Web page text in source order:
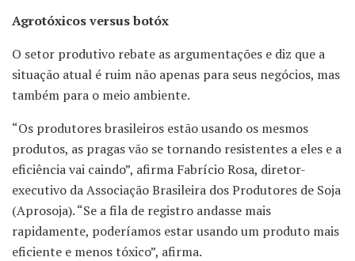
Agrotóxicos versus botóx
O setor produtivo rebate as argumentações e diz que a
situação atual é ruim não apenas para seus negócios, mas
também para o meio ambiente.
“Os produtores brasileiros estão usando os mesmos
produtos, as pragas vão se tornando resistentes a eles e a
eficiência vai caindo”, afirma Fabrício Rosa, diretor-
executivo da Associação Brasileira dos Produtores de Soja
(Aprosoja). “Se a fila de registro andasse mais
rapidamente, poderíamos estar usando um produto mais
eficiente e menos tóxico”, afirma.